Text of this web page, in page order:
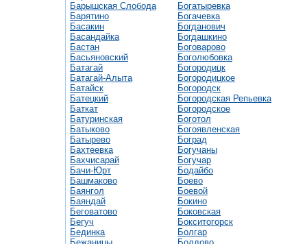
Барышская Слобода
Барятино
Басакин
Басандайка
Бастан
Басьяновский
Батагай
Батагай-Алыта
Батайск
Батецкий
Баткат
Батуринская
Батыково
Батырево
Бахтеевка
Бахчисарай
Бачи-Юрт
Башмаково
Баянгол
Баяндай
Беговатово
Бегуч
Бединка
Богатыревка
Богачевка
Богданович
Богдашкино
Боговарово
Боголюбовка
Богородицк
Богородицкое
Богородск
Богородская Репьевка
Богородское
Боготол
Богоявленская
Боград
Богучаны
Богучар
Бодайбо
Боево
Боевой
Бокино
Боковская
Бокситогорск
Болгар